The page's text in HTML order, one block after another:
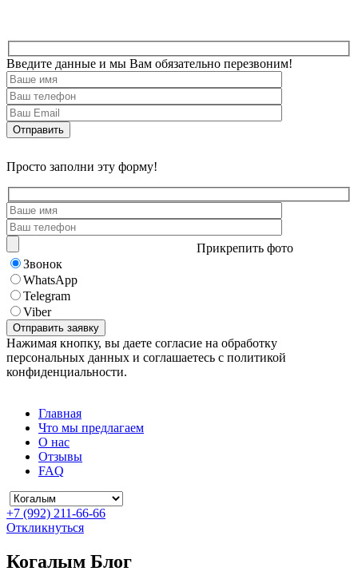
Введите данные и мы Вам обязательно перезвоним!
Просто заполни эту форму!
Прикрепить фото
Звонок
WhatsApp
Telegram
Viber
Нажимая кнопку, вы даете согласие на обработку
персональных данных и соглашаетесь с политикой
конфиденциальности.
Главная
Что мы предлагаем
О нас
Отзывы
FAQ
+7 (992) 211-66-66
Откликнуться
Когалым Блог